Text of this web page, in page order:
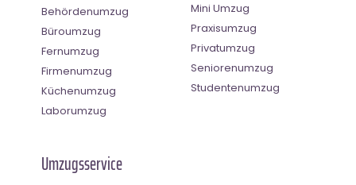
Behördenumzug
Büroumzug
Fernumzug
Firmenumzug
Küchenumzug
Laborumzug
Mini Umzug
Praxisumzug
Privatumzug
Seniorenumzug
Studentenumzug
Umzugsservice